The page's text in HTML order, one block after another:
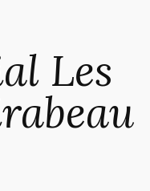
Les